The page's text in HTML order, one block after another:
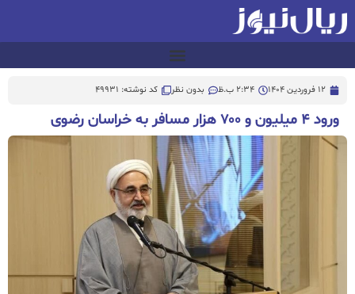
12 فروردین 1404 2:34 ب.ظ بدون نظر کد نوشته: 49931
ورود ۴ میلیون و ۷۰۰ هزار مسافر به خراسان رضوی